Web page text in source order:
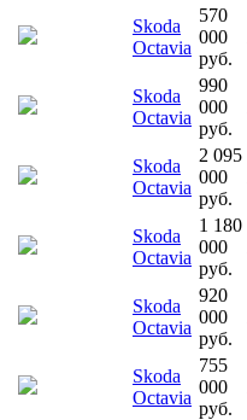
Skoda
Octavia
570
000
руб.
Skoda
Octavia
990
000
руб.
Skoda
Octavia
2 095
000
руб.
Skoda
Octavia
1 180
000
руб.
Skoda
Octavia
920
000
руб.
Skoda
Octavia
755
000
руб.